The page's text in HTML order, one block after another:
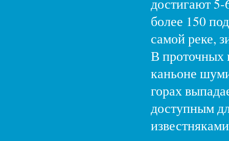
достигают
более 150
самой реке,
В проточных
каньоне
горах
доступным